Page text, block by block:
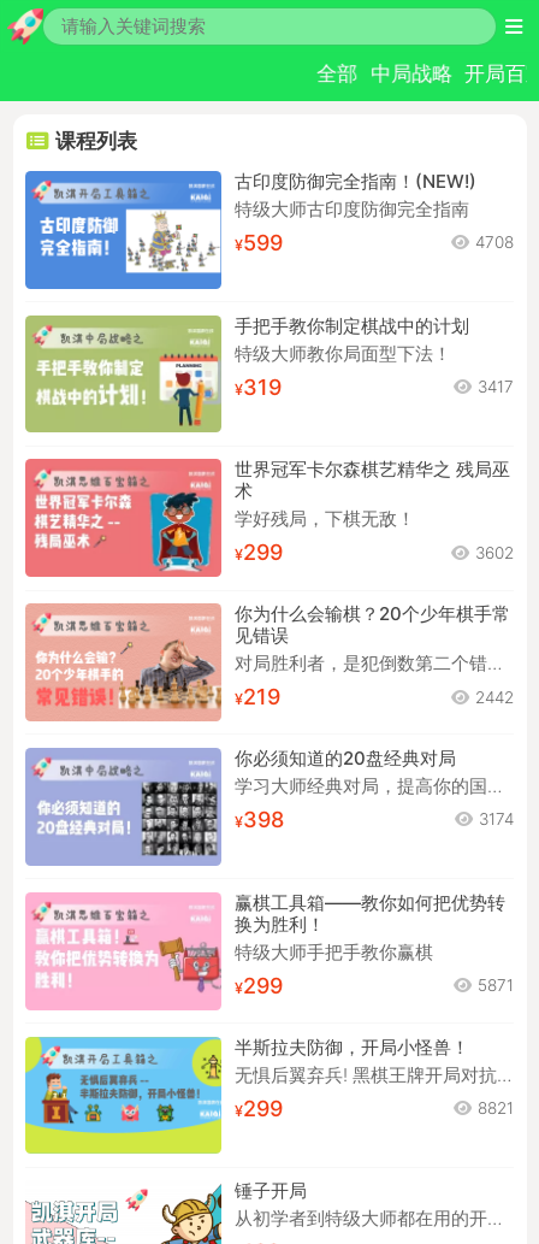
全部 中局战略 开局百
课程列表
古印度防御完全指南！(NEW!)
特级大师古印度防御完全指南
599 4708
手把手教你制定棋战中的计划
特级大师教你局面型下法！
319 3417
世界冠军卡尔森棋艺精华之 残局巫
术
学好残局，下棋无敌！
299 3602
你为什么会输棋？20个少年棋手常
见错误
对局胜利者，是犯倒数第二个错误的人
219 2442
你必须知道的20盘经典对局
学习大师经典对局，提高你的国象“审美”能力！
398 3174
赢棋工具箱——教你如何把优势转
换为胜利！
特级大师手把手教你赢棋
299 5871
半斯拉夫防御，开局小怪兽！
无惧后翼弃兵! 黑棋王牌开局对抗1.d4!
299 8821
锤子开局
从初学者到特级大师都在用的开局！